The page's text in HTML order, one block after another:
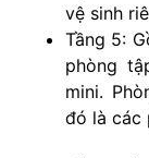
vệ sinh
Tầng 5:
phòng
mini.
đó là các